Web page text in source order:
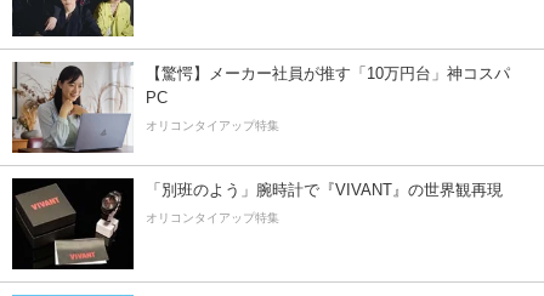
【驚愕】メーカー社員が推す「10万円台」神コスパ
PC
オリコンタイアップ特集
「別班のよう」腕時計で『VIVANT』の世界観再現
オリコンタイアップ特集